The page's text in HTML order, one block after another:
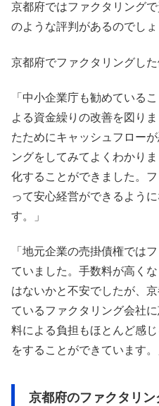
京都府ではファクタリング
のような評判があるのでしょ
京都府でファクタリングし
「中小企業庁も勧めている
よる資金繰りの改善を図り
たためにキャッシュフロー
ングをしてみてよくわかり
化することができました。
って安心経営ができるよう
す。」
「地元企業の売掛債権では
ていました。手数料が高く
はないかと不安でしたが、
ているファクタリング会社
料による負担もほとんど感
をすることができています。
京都府のファクタリ